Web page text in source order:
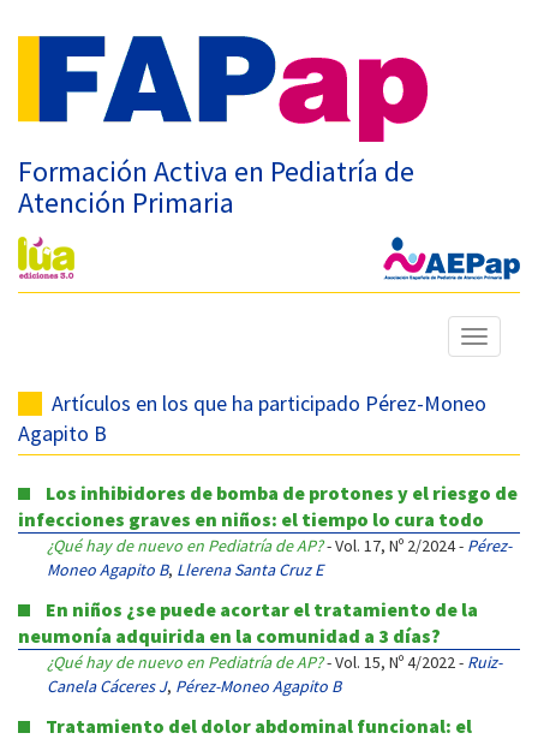
Formación Activa en Pediatría de
Atención Primaria
Mostrar
menú
Artículos en los que ha participado Pérez-Moneo
Agapito B
Los inhibidores de bomba de protones y el riesgo de
infecciones graves en niños: el tiempo lo cura todo
¿Qué hay de nuevo en Pediatría de AP?- Vol. 17, Nº 2/2024 - Pérez-
Moneo Agapito B, Llerena Santa Cruz E
En niños ¿se puede acortar el tratamiento de la
neumonía adquirida en la comunidad a 3 días?
¿Qué hay de nuevo en Pediatría de AP?- Vol. 15, Nº 4/2022 - Ruiz-
Canela Cáceres J, Pérez-Moneo Agapito B
Tratamiento del dolor abdominal funcional: el